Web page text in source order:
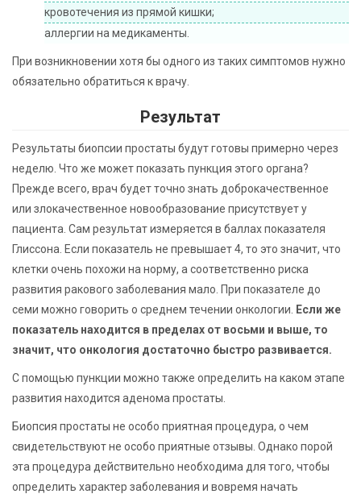
кровотечения из прямой кишки;
аллергии на медикаменты.
При возникновении хотя бы одного из таких симптомов нужно
обязательно обратиться к врачу.
Результат
Результаты биопсии простаты будут готовы примерно через
неделю. Что же может показать пункция этого органа?
Прежде всего, врач будет точно знать доброкачественное
или злокачественное новообразование присутствует у
пациента. Сам результат измеряется в баллах показателя
Глиссона. Если показатель не превышает 4, то это значит, что
клетки очень похожи на норму, а соответственно риска
развития ракового заболевания мало. При показателе до
семи можно говорить о среднем течении онкологии.
Если же
показатель находится в пределах от восьми и выше, то
значит, что онкология достаточно быстро развивается.
С помощью пункции можно также определить на каком этапе
развития находится аденома простаты.
Биопсия простаты не особо приятная процедура, о чем
свидетельствуют не особо приятные отзывы. Однако порой
эта процедура действительно необходима для того, чтобы
определить характер заболевания и вовремя начать